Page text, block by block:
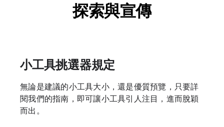
探索與宣傳
小工具挑選器規定
無論是建議的小工具大小，還是優質預覽，只要詳
閱我們的指南，即可讓小工具引人注目，進而脫穎
而出。